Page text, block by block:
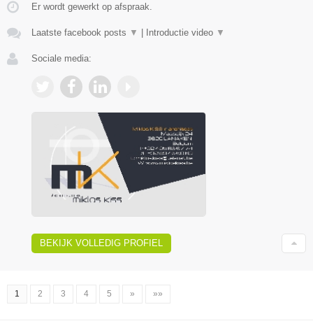
Er wordt gewerkt op afspraak.
Laatste facebook posts ▼ | Introductie video ▼
Sociale media:
BEKIJK VOLLEDIG PROFIEL
1 2 3 4 5 » »»